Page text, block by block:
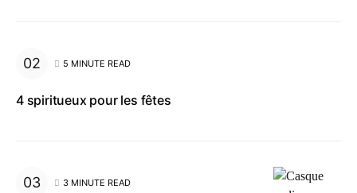
5 MINUTE READ
4 spiritueux pour les fêtes
3 MINUTE READ